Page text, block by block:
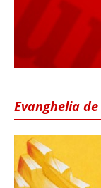
Evanghelia